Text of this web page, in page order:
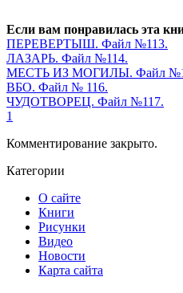
Если вам понравилась эта
ПЕРЕВЕРТЫШ. Файл №113.
ЛАЗАРЬ. Файл №114.
МЕСТЬ ИЗ МОГИЛЫ. Файл
ВБО. Файл № 116.
ЧУДОТВОРЕЦ. Файл №117.
1
Комментирование закрыто.
Категории
О сайте
Книги
Рисунки
Видео
Новости
Карта сайта